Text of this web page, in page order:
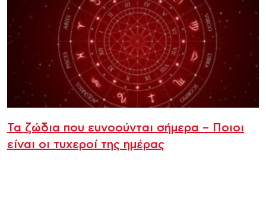
Τα ζώδια που ευνοούνται σήμερα – Ποιοι
είναι οι τυχεροί της ημέρας